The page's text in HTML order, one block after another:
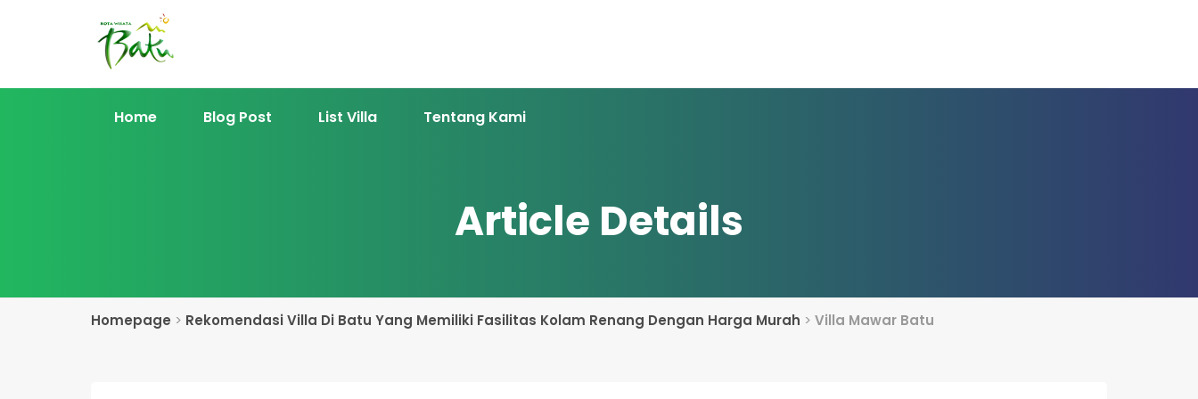
Home Blog Post List Villa Tentang Kami
Article Details
Homepage > Rekomendasi Villa Di Batu Yang Memiliki Fasilitas Kolam Renang Dengan Harga Murah > Villa Mawar Batu